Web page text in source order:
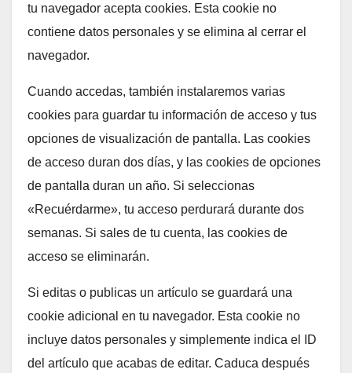
tu navegador acepta cookies. Esta cookie no
contiene datos personales y se elimina al cerrar el
navegador.
Cuando accedas, también instalaremos varias
cookies para guardar tu información de acceso y tus
opciones de visualización de pantalla. Las cookies
de acceso duran dos días, y las cookies de opciones
de pantalla duran un año. Si seleccionas
«Recuérdarme», tu acceso perdurará durante dos
semanas. Si sales de tu cuenta, las cookies de
acceso se eliminarán.
Si editas o publicas un artículo se guardará una
cookie adicional en tu navegador. Esta cookie no
incluye datos personales y simplemente indica el ID
del artículo que acabas de editar. Caduca después